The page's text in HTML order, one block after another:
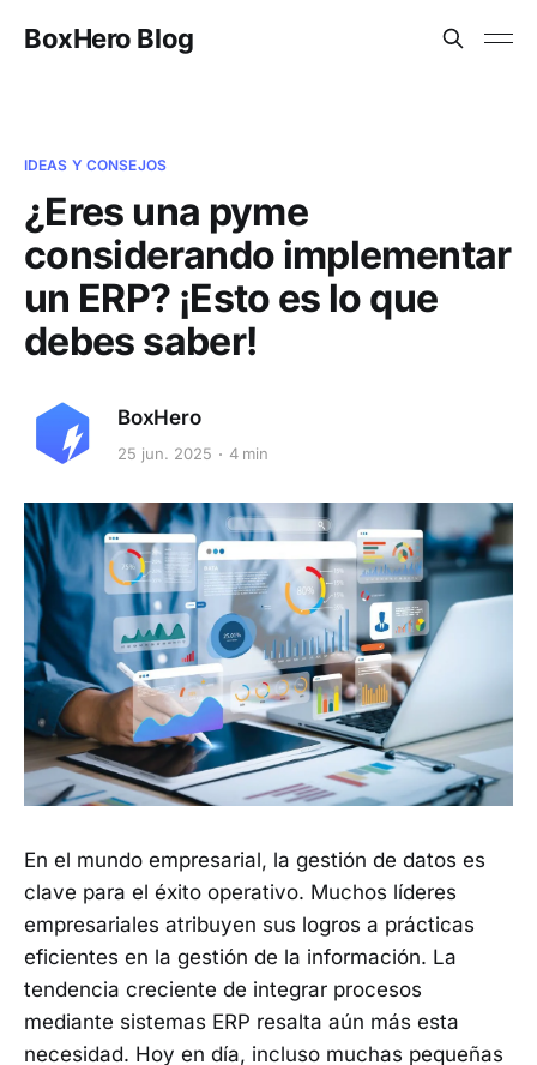
BoxHero Blog
IDEAS Y CONSEJOS
¿Eres una pyme
considerando implementar
un ERP? ¡Esto es lo que
debes saber!
BoxHero
25 jun. 2025 4 min
En el mundo empresarial, la gestión de datos es
clave para el éxito operativo. Muchos líderes
empresariales atribuyen sus logros a prácticas
eficientes en la gestión de la información. La
tendencia creciente de integrar procesos
mediante sistemas ERP resalta aún más esta
necesidad. Hoy en día, incluso muchas pequeñas